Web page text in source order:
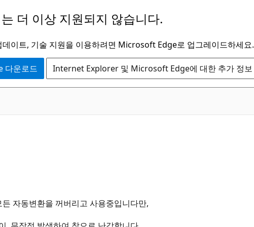
더 이상 지원되지 않습니다.
데이트, 기술 지원을 이용하려면 Microsoft Edge로 업그레이드하세요.
다운로드 Internet Explorer 및 Microsoft Edge에 대한 추가 정보
자동변환을 꺼버리고 사용중입니다만,